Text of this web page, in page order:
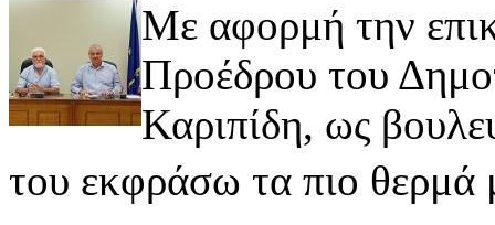
Με αφορμή την
Προέδρου του
Καριπίδη, ως
του εκφράσω τα πιο